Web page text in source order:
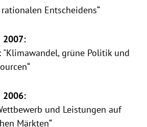
Entscheidens“
2007:
"Klimawandel, grüne Politik und
2006:
und Leistungen auf
Märkten“